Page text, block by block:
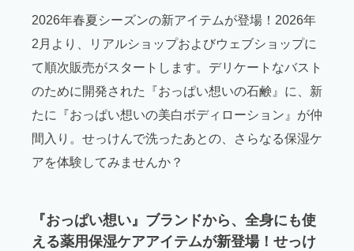
2026年春夏シーズンの新アイテムが登場！2026年
2月より、リアルショップおよびウェブショップに
て順次販売がスタートします。デリケートなバスト
のために開発された『おっぱい想いの石鹸』に、新
たに『おっぱい想いの美白ボディローション』が仲
間入り。せっけんで洗ったあとの、さらなる保湿ケ
アを体験してみませんか？
『おっぱい想い』ブランドから、全身にも使
える薬用保湿ケアアイテムが新登場！せっけ